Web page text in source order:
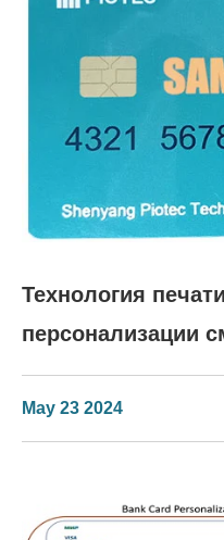
Технология
персонализации
May 23 2024